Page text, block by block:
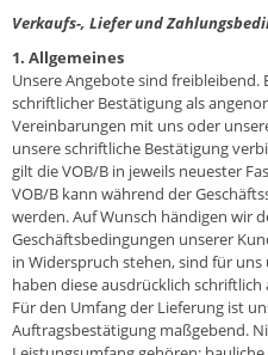
Verkaufs-, Liefer und
1. Allgemeines
Unsere Angebote sind
schriftlicher Bestätigung als
Vereinbarungen mit uns oder
unsere schriftliche Bestätigung
gilt die VOB/B in jeweils neuester
VOB/B kann während der
werden. Auf Wunsch händigen wir
Geschäftsbedingungen unserer
in Widerspruch stehen, sind für
haben diese ausdrücklich
Für den Umfang der Lieferung ist
Auftragsbestätigung maßgebend.